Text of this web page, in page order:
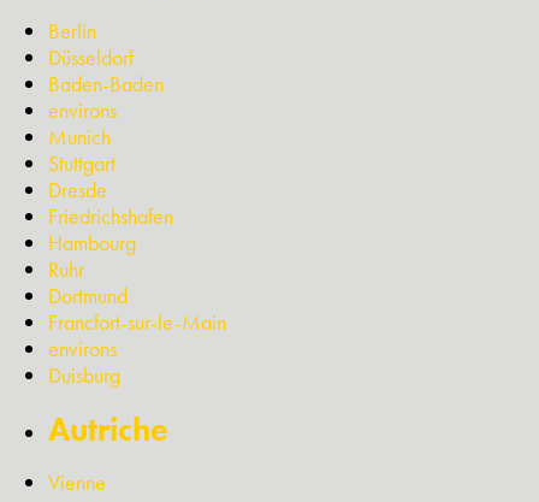
Berlin
Düsseldorf
Baden-Baden
environs
Munich
Stuttgart
Dresde
Friedrichshafen
Hambourg
Ruhr
Dortmund
Francfort-sur-le-Main
environs
Duisburg
Autriche
Vienne